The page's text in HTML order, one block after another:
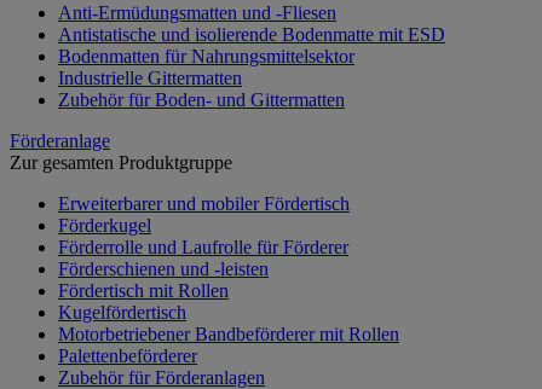
Anti-Ermüdungsmatten und -Fliesen
Antistatische und isolierende Bodenmatte mit ESD
Bodenmatten für Nahrungsmittelsektor
Industrielle Gittermatten
Zubehör für Boden- und Gittermatten
Förderanlage
Zur gesamten Produktgruppe
Erweiterbarer und mobiler Fördertisch
Förderkugel
Förderrolle und Laufrolle für Förderer
Förderschienen und -leisten
Fördertisch mit Rollen
Kugelfördertisch
Motorbetriebener Bandbeförderer mit Rollen
Palettenbeförderer
Zubehör für Förderanlagen